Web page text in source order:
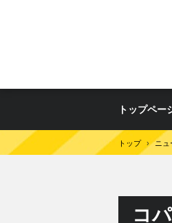
トップペー
トップ › ニュ
コ